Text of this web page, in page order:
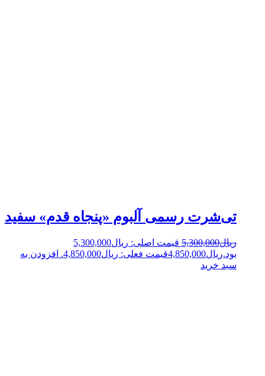
تی‌شرت رسمی آلبوم «پنجاه قدم» سفید
ریال5,300,000
قیمت اصلی: ریال5,300,000
بود.ریال4,850,000قیمت فعلی: ریال4,850,000.
افزودن به
سبد خرید